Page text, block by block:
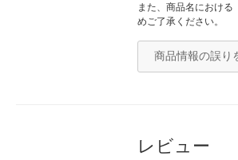
また、商品名におけ
めご了承ください。
商品情報の誤り
レビュー